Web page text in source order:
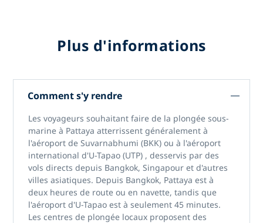
Plus d'informations
Comment s'y rendre
Les voyageurs souhaitant fairede la plongée sous-
marine à Pattaya atterrissent généralement à
l'aéroport de Suvarnabhumi (BKK) ouà l'aéroport
international d'U-Tapao (UTP) , desservis par des
vols directs depuis Bangkok, Singapour et d'autres
villes asiatiques. Depuis Bangkok, Pattaya est à
deux heures de route ou en navette, tandis que
l'aéroport d'U-Tapao est à seulement 45 minutes.
Les centres de plongée locaux proposent des